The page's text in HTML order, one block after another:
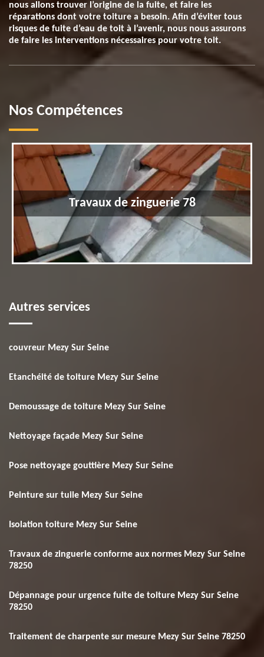
nous allons trouver l’origine de la fuite, et faire les
réparations dont votre toiture a besoin. Afin d’éviter tous
risques de fuite d’eau de toit à l’avenir, nous nous assurons
de faire les interventions nécessaires pour votre toit.
Nos Compétences
Travaux de zinguerie 78
Autres services
couvreur Mezy Sur Seine
Etanchéité de toiture Mezy Sur Seine
Demoussage de toiture Mezy Sur Seine
Nettoyage façade Mezy Sur Seine
Pose nettoyage gouttière Mezy Sur Seine
Peinture sur tuile Mezy Sur Seine
Isolation toiture Mezy Sur Seine
Travaux de zinguerie conforme aux normes Mezy Sur Seine
78250
Dépannage pour urgence fuite de toiture Mezy Sur Seine
78250
Traitement de charpente sur mesure Mezy Sur Seine 78250